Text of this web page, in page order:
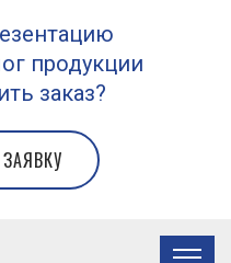
продукции
заказ?